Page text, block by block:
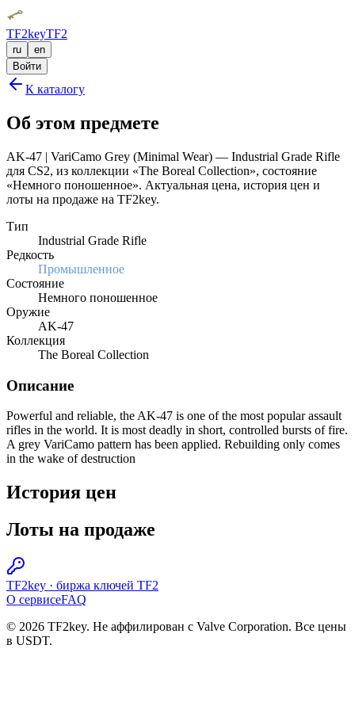
TF2keyTF2
ru
en
Войти
К каталогу
Об этом предмете
AK-47 | VariCamo Grey (Minimal Wear) — Industrial Grade Rifle
для CS2, из коллекции «The Boreal Collection», состояние
«Немного поношенное». Актуальная цена, история цен и
лоты на продаже на TF2key.
Тип
Industrial Grade Rifle
Редкость
Промышленное
Состояние
Немного поношенное
Оружие
AK-47
Коллекция
The Boreal Collection
Описание
Powerful and reliable, the AK-47 is one of the most popular assault
rifles in the world. It is most deadly in short, controlled bursts of fire.
A grey VariCamo pattern has been applied. Rebuilding only comes
in the wake of destruction
История цен
Лоты на продаже
TF2key · биржа ключей TF2
О сервисеFAQ
© 2026 TF2key. Не аффилирован с Valve Corporation. Все цены
в USDT.